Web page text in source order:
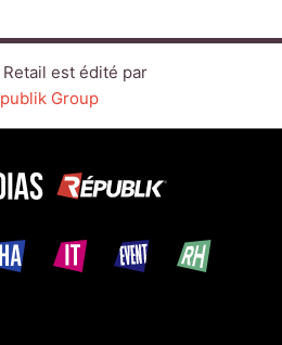
est édité par
Group